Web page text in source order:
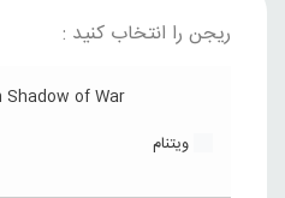
ریجن را انتخاب کنید :
ویتنام
of War